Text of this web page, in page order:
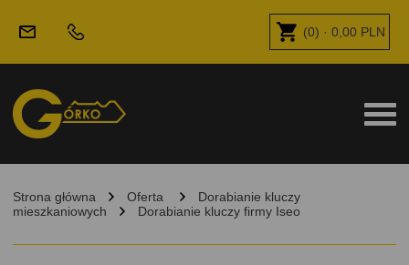
(0) · 0,00 PLN
Strona główna Oferta
Dorabianie kluczy
mieszkaniowych
Dorabianie kluczy firmy Iseo